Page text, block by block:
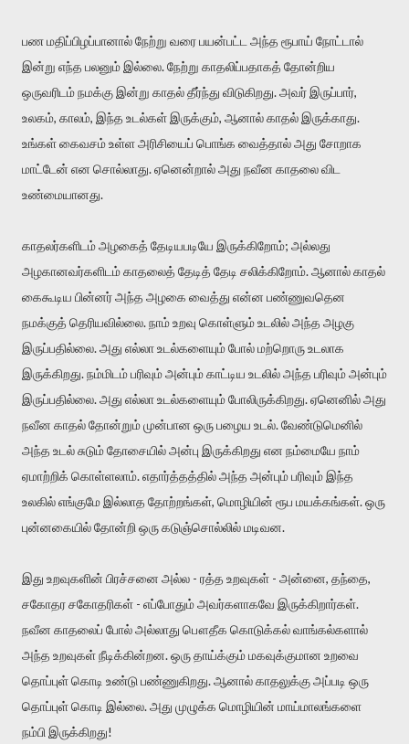
பண மதிப்பிழப்பானால் நேற்று வரை பயன்பட்ட அந்த ரூபாய் நோட்டால்
இன்று எந்த பலனும் இல்லை. நேற்று காதலிப்பதாகத் தோன்றிய
ஒருவரிடம் நமக்கு இன்று காதல் தீர்ந்து விடுகிறது. அவர் இருப்பார்,
உலகம், காலம், இந்த உடல்கள் இருக்கும், ஆனால் காதல் இருக்காது.
உங்கள் கைவசம் உள்ள அரிசியைப் பொங்க வைத்தால் அது சோறாக
மாட்டேன் என சொல்லாது. ஏனென்றால் அது நவீன காதலை விட
உண்மையானது.
காதலர்களிடம் அழகைத் தேடியபடியே இருக்கிறோம்; அல்லது
அழகானவர்களிடம் காதலைத் தேடித் தேடி சலிக்கிறோம். ஆனால் காதல்
கைகூடிய பின்னர் அந்த அழகை வைத்து என்ன பண்ணுவதென
நமக்குத் தெரியவில்லை. நாம் உறவு கொள்ளும் உடலில் அந்த அழகு
இருப்பதில்லை. அது எல்லா உடல்களையும் போல் மற்றொரு உடலாக
இருக்கிறது. நம்மிடம் பரிவும் அன்பும் காட்டிய உடலில் அந்த பரிவும் அன்பும்
இருப்பதில்லை. அது எல்லா உடல்களையும் போலிருக்கிறது. ஏனெனில் அது
நவீன காதல் தோன்றும் முன்பான ஒரு பழைய உடல். வேண்டுமெனில்
அந்த உடல் சுடும் தோசையில் அன்பு இருக்கிறது என நம்மையே நாம்
ஏமாற்றிக் கொள்ளலாம். எதார்த்தத்தில் அந்த அன்பும் பரிவும் இந்த
உலகில் எங்குமே இல்லாத தோற்றங்கள், மொழியின் ரூப மயக்கங்கள். ஒரு
புன்னகையில் தோன்றி ஒரு கடுஞ்சொல்லில் மடிவன.
இது உறவுகளின் பிரச்சனை அல்ல - ரத்த உறவுகள் - அன்னை, தந்தை,
சகோதர சகோதரிகள் - எப்போதும் அவர்களாகவே இருக்கிறார்கள்.
நவீன காதலைப் போல் அல்லாது பௌதீக கொடுக்கல் வாங்கல்களால்
அந்த உறவுகள் நீடிக்கின்றன. ஒரு தாய்க்கும் மகவுக்குமான உறவை
தொப்புள் கொடி உண்டு பண்ணுகிறது. ஆனால் காதலுக்கு அப்படி ஒரு
தொப்புள் கொடி இல்லை. அது முழுக்க மொழியின் மாய்மாலங்களை
நம்பி இருக்கிறது!